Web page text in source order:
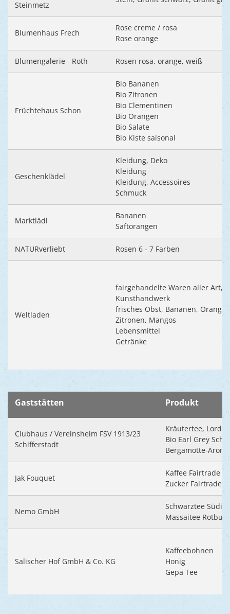
Ukraine
Ernst-
Steinmetz
Blumenhaus Frech
Rose creme / rosa
Rose orange
Blumengalerie - Roth Rosen rosa, orange, weiß
Früchtehaus Schon
Bio Bananen
Bio Zitronen
Bio Clementinen
Bio Orangen
Bio Salate
Bio Kiste saisonal
Geschenklädel
Kleidung, Deko
Kleidung
Kleidung, Accessoires
Schmuck
Marktlädl
Bananen
Saftorangen
NATURverliebt Rosen 6 - 7 Farben
Weltladen
fairgehandelte Waren aller Art,
Kunsthandwerk
frisches Obst, Bananen,
Zitronen, Mangos
Lebensmittel
Getränke
Gaststätten Produkt
Clubhaus / Vereinsheim FSV 1913/23
Schifferstadt
Kräutertee, Lord
Bio Earl Grey
Bergamotte-Aroma
Jak Fouquet
Kaffee Fairtrade
Zucker Fairtrade
Nemo GmbH
Schwarztee
Massaitee
Salischer Hof GmbH & Co. KG
Kaffeebohnen
Honig
Gepa Tee